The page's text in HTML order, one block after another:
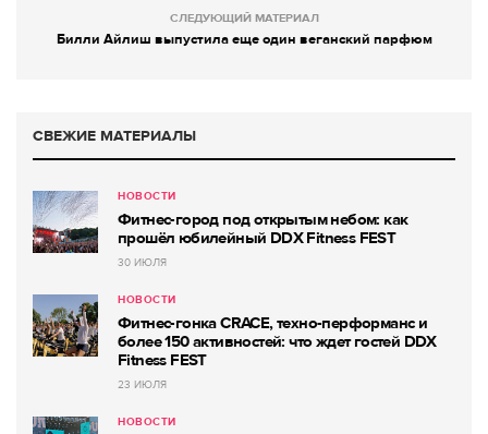
СЛЕДУЮЩИЙ МАТЕРИАЛ
Билли Айлиш выпустила еще один веганский парфюм
СВЕЖИЕ МАТЕРИАЛЫ
НОВОСТИ
Фитнес-город под открытым небом: как
прошёл юбилейный DDX Fitness FEST
30 ИЮЛЯ
НОВОСТИ
Фитнес-гонка CRACE, техно-перформанс и
более 150 активностей: что ждет гостей DDX
Fitness FEST
23 ИЮЛЯ
НОВОСТИ